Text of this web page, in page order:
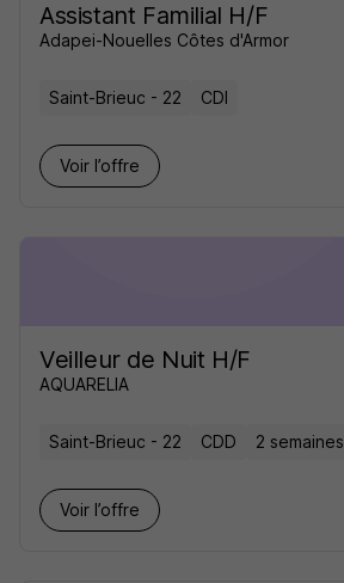
Assistant Familial H/F
Adapei-Nouelles Côtes d'Armor
Saint-Brieuc - 22 CDI
Voir l’offre
Veilleur de Nuit H/F
AQUARELIA
Saint-Brieuc - 22 CDD 2 semaines
Voir l’offre